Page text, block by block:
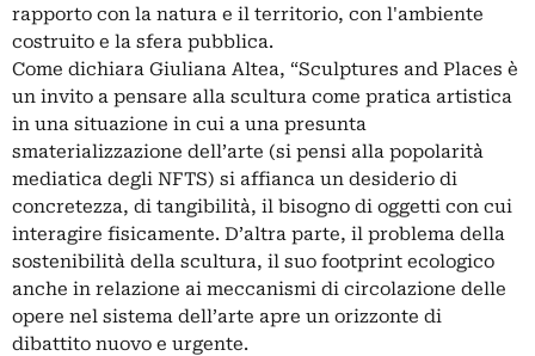
rapporto con la natura e il territorio, con l'ambiente
costruito e la sfera pubblica.
Come dichiara Giuliana Altea, “Sculptures and Places è
un invito a pensare alla scultura come pratica artistica
in una situazione in cui a una presunta
smaterializzazione dell’arte (si pensi alla popolarità
mediatica degli NFTS) si affianca un desiderio di
concretezza, di tangibilità, il bisogno di oggetti con cui
interagire fisicamente. D’altra parte, il problema della
sostenibilità della scultura, il suo footprint ecologico
anche in relazione ai meccanismi di circolazione delle
opere nel sistema dell’arte apre un orizzonte di
dibattito nuovo e urgente.